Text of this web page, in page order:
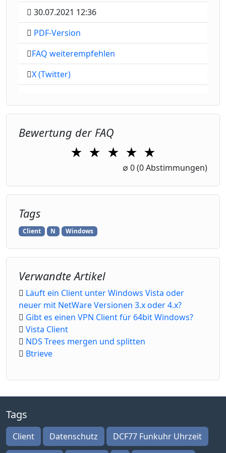
30.07.2021 12:36
PDF-Version
FAQ weiterempfehlen
X (Twitter)
Bewertung der FAQ
★ ★
2 Stars
★
3 Stars
★
4 Stars
★
5 Stars
∅ 0(0 Abstimmungen)
Tags
Client N Windows
Verwandte Artikel
Läuft ein Client unter Windows Vista oder
neuer mit NetWare Versionen 3.x oder 4.x?
Gibt es einen VPN Client für 64bit Windows?
Vista Client
NDS Trees mergen und splitten
Btrieve
Tags
Client Datenschutz DCF77 Funkuhr Uhrzeit